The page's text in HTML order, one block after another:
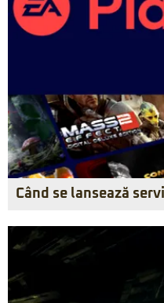
Când se lansează